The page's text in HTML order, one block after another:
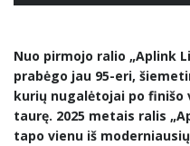
Nuo pirmojo ralio „Aplink
prabėgo jau 95-eri,
kurių nugalėtojai po finišo
taurę. 2025 metais ralis
tapo vienu iš moderniausių